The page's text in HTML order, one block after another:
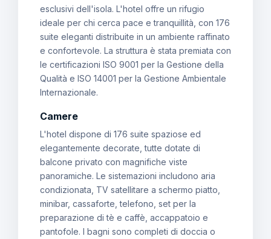
esclusivi dell'isola. L'hotel offre un rifugio
ideale per chi cerca pace e tranquillità, con 176
suite eleganti distribuite in un ambiente raffinato
e confortevole. La struttura è stata premiata con
le certificazioni ISO 9001 per la Gestione della
Qualità e ISO 14001 per la Gestione Ambientale
Internazionale.
Camere
L'hotel dispone di 176 suite spaziose ed
elegantemente decorate, tutte dotate di
balcone privato con magnifiche viste
panoramiche. Le sistemazioni includono aria
condizionata, TV satellitare a schermo piatto,
minibar, cassaforte, telefono, set per la
preparazione di tè e caffè, accappatoio e
pantofole. I bagni sono completi di doccia o